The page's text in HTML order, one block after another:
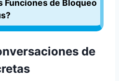
Funciones de Bloqueo
de